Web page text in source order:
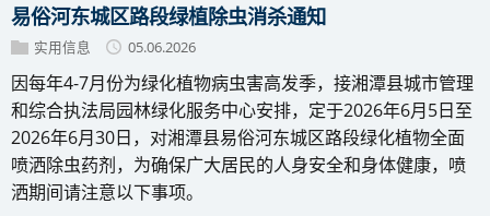
易俗河东城区路段绿植除虫消杀通知
实用信息 05.06.2026
因每年4-7月份为绿化植物病虫害高发季，接湘潭县城市管理
和综合执法局园林绿化服务中心安排，定于2026年6月5日至
2026年6月30日，对湘潭县易俗河东城区路段绿化植物全面
喷洒除虫药剂，为确保广大居民的人身安全和身体健康，喷
洒期间请注意以下事项。